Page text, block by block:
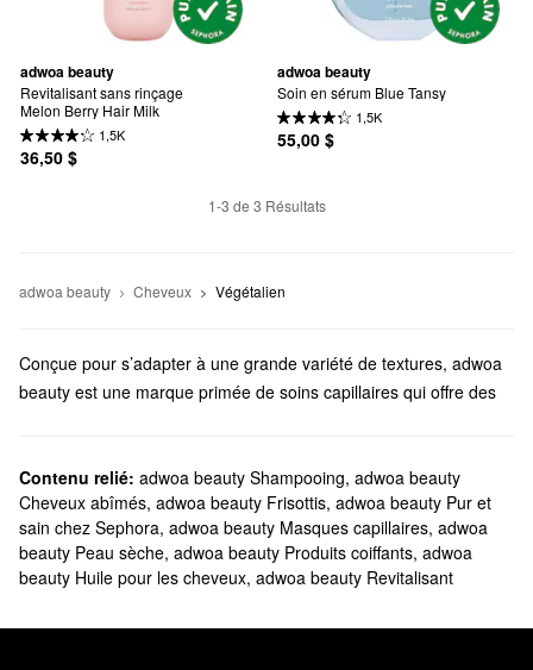
adwoa beauty
Revitalisant sans rinçage
Melon Berry Hair Milk
1,5K
36,50 $
adwoa beauty
Soin en sérum Blue Tansy
1,5K
55,00 $
1-3 de 3 Résultats
adwoa beauty Cheveux Végétalien
Conçue pour s’adapter à une grande variété de textures, adwoa
beauty est une marque primée de soins capillaires qui offre des
votre rituel.
Sephora offre-t-elle des produits adwoa beauty?
Oui, les produitscapillaires adwoa beauty sont une exclusivité
Sephora. Pour mettre à niveau vos essentiels, jetez un coup d’œil
à nos shampoings hydratants et purifiants. Pour vous concentrer
Contenu relié: adwoa beauty Shampooing, adwoa beauty
Cheveux abîmés, adwoa beauty Frisottis, adwoa beauty Pur et
sain chez Sephora, adwoa beauty Masques capillaires, adwoa
beauty Peau sèche, adwoa beauty Produits coiffants, adwoa
beauty Huile pour les cheveux, adwoa beauty Revitalisant